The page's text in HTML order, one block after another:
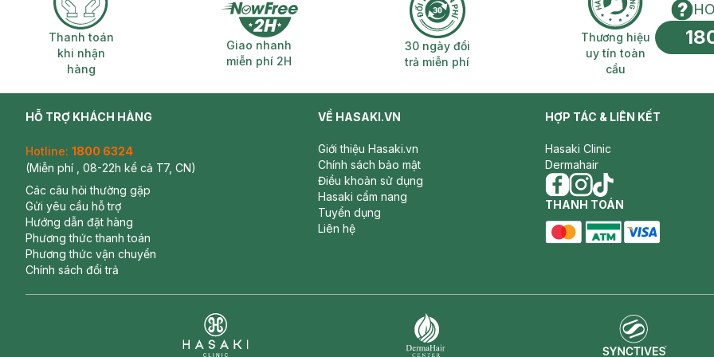
Thanh toán khi nhận hàng
Thanh toán
khi nhận
hàng
Giao nhanh miễn phí 2H
Giao nhanh
miễn phí 2H
30 ngày đổi trả miễn phí
30 ngày đổi
trả miễn phí
Thương hiệu uy
Thương hiệu
uy tín toàn
cầu
HỖ TRỢ KHÁCH HÀNG
Hotline: 1800 6324
(Miễn phí , 08-22h kể cả T7, CN)
Các câu hỏi thường gặp
Gửi yêu cầu hỗ trợ
Hướng dẫn đặt hàng
Phương thức thanh toán
Phương thức vận chuyển
Chính sách đổi trả
VỀ HASAKI.VN
Giới thiệu Hasaki.vn
Chính sách bảo mật
Điều khoản sử dụng
Hasaki cẩm nang
Tuyển dụng
Liên hệ
HỢP TÁC & LIÊN KẾT
Hasaki Clinic
Dermahair
facebook
instagram
tiktok
THANH TOÁN